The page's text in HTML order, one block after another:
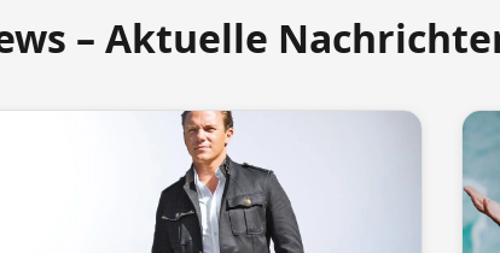
– Aktuelle